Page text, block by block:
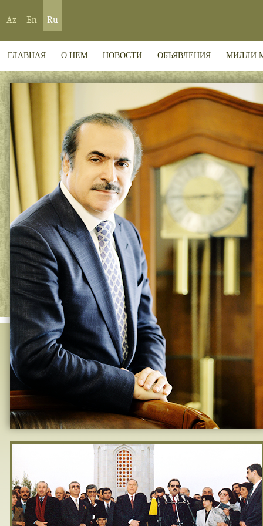
Az En Ru
ГЛАВНАЯ О НЕМ НОВОСТИ ОБЪЯВЛЕНИЯ МИЛЛИ